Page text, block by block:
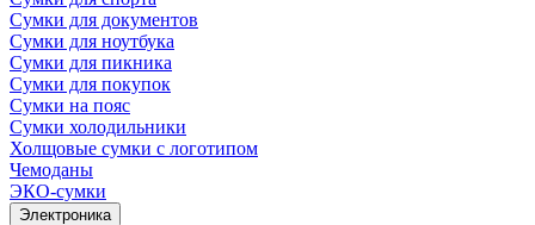
Сумки для документов
Сумки для ноутбука
Сумки для пикника
Сумки для покупок
Сумки на пояс
Сумки холодильники
Холщовые сумки с логотипом
Чемоданы
ЭКО-сумки
Электроника